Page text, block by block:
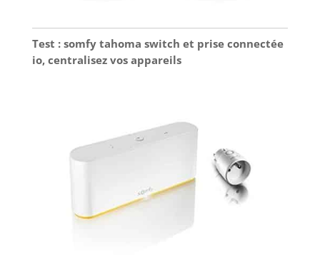
Test : somfy tahoma switch et prise connectée
io, centralisez vos appareils